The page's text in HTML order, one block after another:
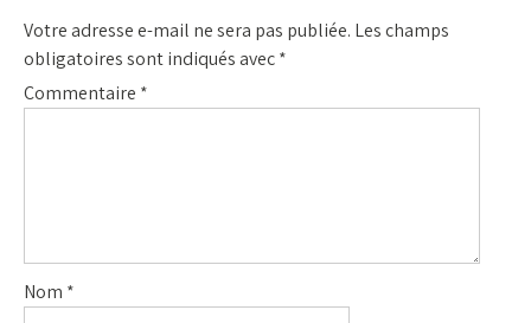
Votre adresse e-mail ne sera pas publiée. Les champs
obligatoires sont indiqués avec*
Commentaire *
Nom *